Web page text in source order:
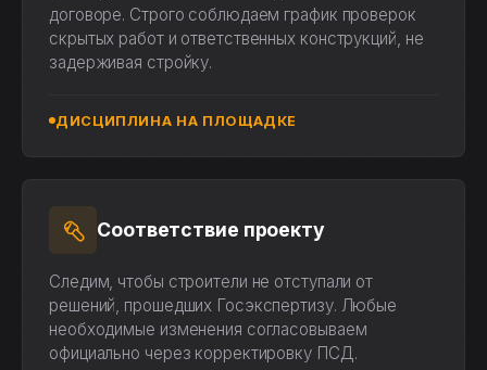
договоре. Строго соблюдаем график проверок
скрытых работ и ответственных конструкций, не
задерживая стройку.
ДИСЦИПЛИНА НА ПЛОЩАДКЕ
Соответствие проекту
Следим, чтобы строители не отступали от
решений, прошедших Госэкспертизу. Любые
необходимые изменения согласовываем
официально через корректировку ПСД.